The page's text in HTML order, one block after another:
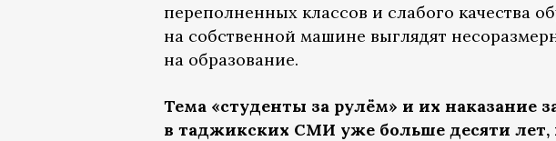
переполненных классов и слабого качества
на собственной машине выглядят
на образование.
Тема «студенты за рулём» и их наказание
в таджикских СМИ уже больше десяти лет,